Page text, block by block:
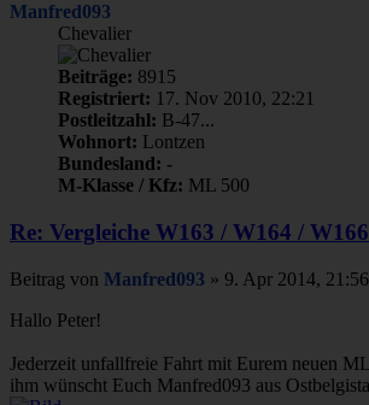
Manfred093
Chevalier
Beiträge: 8915
Registriert: 17. Nov 2010, 22:21
Postleitzahl: B-47...
Wohnort: Lontzen
Bundesland: -
M-Klasse / Kfz: ML 500
Re: Vergleiche W163 / W164 / W166
Beitrag von Manfred093 » 9. Apr 2014, 21:56
Hallo Peter!
Jederzeit unfallfreie Fahrt mit Eurem neuen
ihm wünscht Euch Manfred093 aus